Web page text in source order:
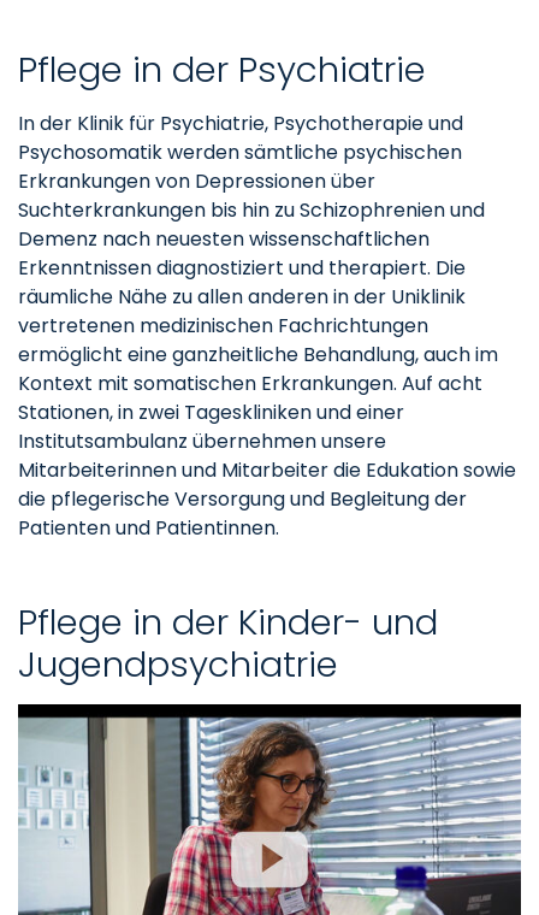
Pflege in der Psychiatrie
In der Klinik für Psychiatrie, Psychotherapie und
Psychosomatik werden sämtliche psychischen
Erkrankungen von Depressionen über
Suchterkrankungen bis hin zu Schizophrenien und
Demenz nach neuesten wissenschaftlichen
Erkenntnissen diagnostiziert und therapiert. Die
räumliche Nähe zu allen anderen in der Uniklinik
vertretenen medizinischen Fachrichtungen
ermöglicht eine ganzheitliche Behandlung, auch im
Kontext mit somatischen Erkrankungen. Auf acht
Stationen, in zwei Tageskliniken und einer
Institutsambulanz übernehmen unsere
Mitarbeiterinnen und Mitarbeiter die Edukation sowie
die pflegerische Versorgung und Begleitung der
Patienten und Patientinnen.
Pflege in der Kinder- und
Jugendpsychiatrie